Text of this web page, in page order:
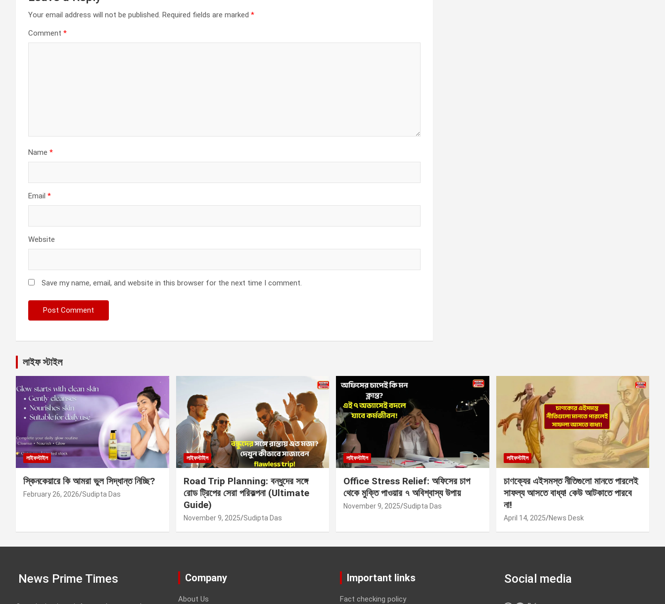
Your email address will not be published. Required fields are marked *
Comment *
Name *
Email *
Website
Save my name, email, and website in this browser for the next time I comment.
লাইফ স্টাইল
লাইফস্টাইল
স্কিনকেয়ারে কি আমরা ভুল সিদ্ধান্ত নিচ্ছি?
February 26, 2026 Sudipta Das
লাইফস্টাইল
Road Trip Planning: বন্ধুদের সঙ্গে
রোড ট্রিপের সেরা পরিকল্পনা (Ultimate
Guide)
November 9, 2025 Sudipta Das
লাইফস্টাইল
Office Stress Relief: অফিসের চাপ
থেকে মুক্তি পাওয়ার ৭ অবিশ্বাস্য উপায়
November 9, 2025 Sudipta Das
লাইফস্টাইল
চাণক্যের এইসমস্ত নীতিগুলো মানতে পারলেই
সাফল্য আসতে বাধ্য! কেউ আটকাতে পারবে
না!
April 14, 2025 News Desk
News Prime Times Company
About Us
Important links
Fact checking policy
Social media